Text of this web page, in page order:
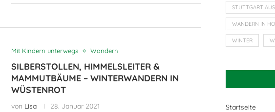
Mit Kindern unterwegs Wandern
SILBERSTOLLEN, HIMMELSLEITER &
MAMMUTBÄUME – WINTERWANDERN IN
WÜSTENROT
von Lisa 28. Januar 2021
STUTTGART
WANDERN IN
WINTER
Startseite